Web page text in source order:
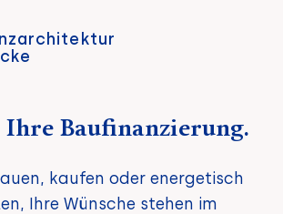
Ihre Baufinanzierung.
kaufen oder energetisch
Ihre Wünsche stehen im